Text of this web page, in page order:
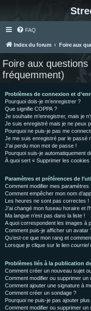
FAQ
Index du forum Foire aux
Foire aux
fréquemment)
Problèmes de connexion et
Pourquoi dois-je m’enregistrer ?
Que signifie COPPA ?
Je souhaite m’enregistrer, mais je
Je suis enregistré mais je ne peux
Pourquoi ne puis-je pas me
Je me suis enregistré par le passé
J’ai perdu mon mot de passe !
Pourquoi suis-je automatiquement
À quoi sert « Supprimer les cookies
Paramètres et préférences de
Comment modifier mes paramètres
Comment empêcher mon nom
Les heures ne sont pas correctes !
J’ai changé mon fuseau horaire et
Ma langue n’est pas dans la liste !
A quoi correspondent les images à
Comment puis-je afficher un avatar
Qu’est-ce que mon rang et
Lorsque je clique sur le lien courriel
Problèmes liés à la publication
Comment créer un nouveau sujet
Comment modifier ou supprimer un
Comment ajouter une signature à
Comment créer un sondage ?
Pourquoi ne puis-je pas ajouter
Comment modifier ou supprimer un